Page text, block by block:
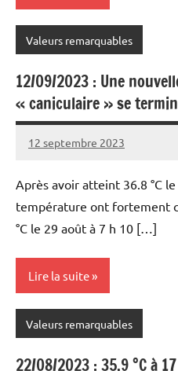
Valeurs remarquables
12/09/2023 : Une
« caniculaire » se
12 septembre 2023
Patrice
Après avoir atteint 36.8 °C
température ont fortement
°C le 29 août à 7 h 10 […]
Lire la suite
Valeurs remarquables
22/08/2023 : 35,9 °C à